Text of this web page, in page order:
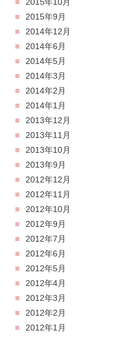
2015年10月
2015年9月
2014年12月
2014年6月
2014年5月
2014年3月
2014年2月
2014年1月
2013年12月
2013年11月
2013年10月
2013年9月
2012年12月
2012年11月
2012年10月
2012年9月
2012年7月
2012年6月
2012年5月
2012年4月
2012年3月
2012年2月
2012年1月